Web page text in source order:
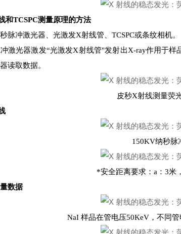
和TCSPC测量原理的方法
脉冲激光器、光激发X射线管、TCSPC或条纹相机。
激光器激发“光激发X射线管"发射出X-ray作用于
读取数据。
皮秒X射线测量荧
150KV纳秒脉
*安全距离要求：a：3米
数据
NaI 样品在管电压50KeV，不同